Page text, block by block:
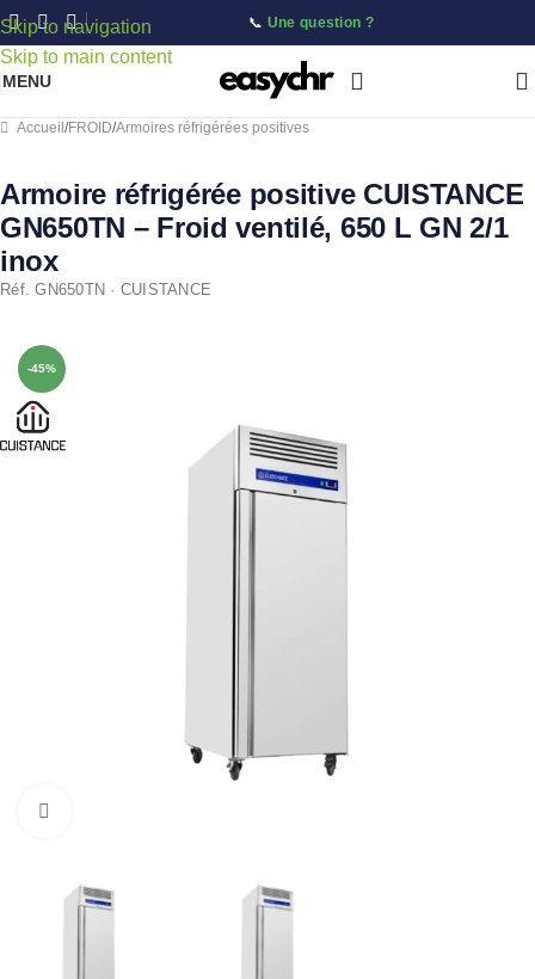
Skip to navigation
Skip to main content
📞 Une question ?
MENU
Accueil /FROID/Armoires réfrigérées positives
Armoire réfrigérée positive CUISTANCE
GN650TN – Froid ventilé, 650 L GN 2/1
inox
Réf. GN650TN · CUISTANCE
-45%